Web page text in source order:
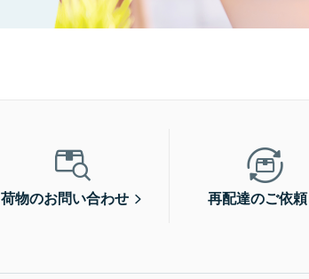
荷物のお問い合わせ 再配達のご依頼